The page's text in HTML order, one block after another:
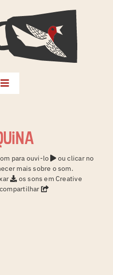
Toggle
da Terra
para ouvi-lo
ou clicar no
mais sobre o som.
os sons em Creative